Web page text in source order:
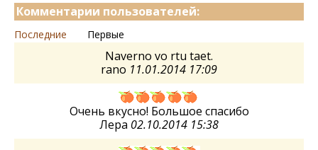
Комментарии пользователей:
Последние Первые
Naverno vo rtu taet.
rano 11.01.2014 17:09
Очень вкусно! Большое спасибо
Лера 02.10.2014 15:38